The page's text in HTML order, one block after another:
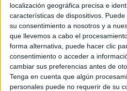
localización geográfica precisa e
características de dispositivos.
su consentimiento a nosotros y a
que llevemos a cabo el
forma alternativa, puede hacer clic
consentimiento o acceder a
cambiar sus preferencias antes de
Tenga en cuenta que algún
personales puede no requerir de su
A 13 usuarios les interesa